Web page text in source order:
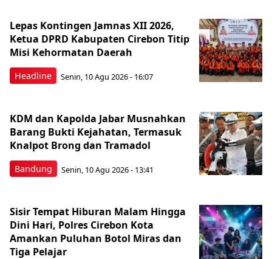
Headline
Lepas Kontingen Jamnas XII 2026,
Ketua DPRD Kabupaten Cirebon Titip
Misi Kehormatan Daerah
Senin, 10 Agu 2026 - 16:07
Bandung
KDM dan Kapolda Jabar Musnahkan
Barang Bukti Kejahatan, Termasuk
Knalpot Brong dan Tramadol
Senin, 10 Agu 2026 - 13:41
Sisir Tempat Hiburan Malam Hingga
Dini Hari, Polres Cirebon Kota
Amankan Puluhan Botol Miras dan
Tiga Pelajar